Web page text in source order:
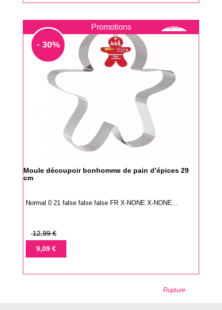
Rupture
Promotions
- 30%
Moule découpoir bonhomme de pain d’épices 29
cm
Normal 0 21 false false false FR X-NONE X-NONE...
Prix
base
12,99 €
Prix9,09 €
Rupture